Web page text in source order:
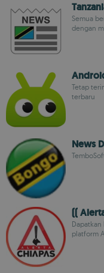
Semua
dengan
Tetap
terbaru
News
((
platform